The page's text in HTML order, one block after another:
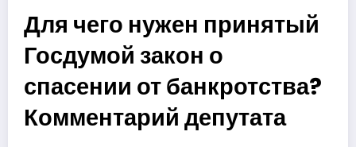
Для чего нужен принятый
Госдумой закон о
спасении от банкротства?
Комментарий депутата